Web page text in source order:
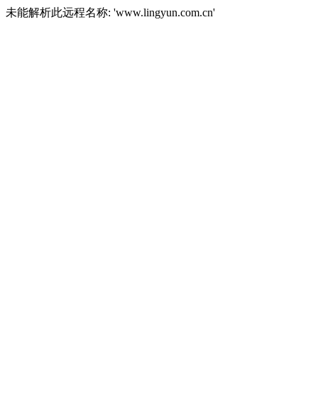
未能解析此远程名称: 'www.lingyun.com.cn'